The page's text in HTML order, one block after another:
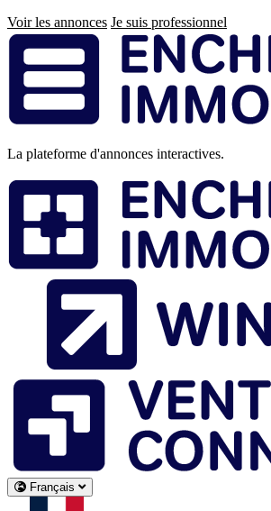
Voir les annonces Je suis professionnel
Pied
de
page
La plateforme d'annonces interactives.
Français